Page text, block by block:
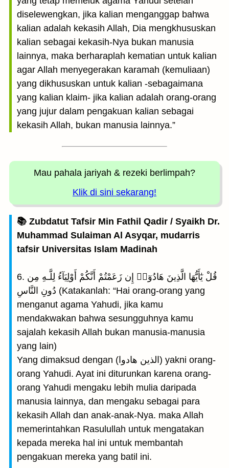
diselewengkan, jika kalian menganggap bahwa
kalian adalah kekasih Allah, Dia mengkhususkan
kalian sebagai kekasih-Nya bukan manusia
lainnya, maka berharaplah kematian untuk kalian
agar Allah menyegerakan karamah (kemuliaan)
yang dikhususkan untuk kalian -sebagaimana
yang kalian klaim- jika kalian adalah orang-orang
yang jujur dalam pengakuan kalian sebagai
kekasih Allah, bukan manusia lainnya.”
Mau pahala jariyah & rezeki berlimpah?
Klik di sini sekarang!
📚 Zubdatut Tafsir Min Fathil Qadir / Syaikh Dr.
Muhammad Sulaiman Al Asyqar, mudarris
tafsir Universitas Islam Madinah
6. قُلْ يٰٓأَيُّهَا الَّذِينَ هَادُوٓا۟ إِن زَعَمْتُمْ أَنَّكُمْ أَوْلِيَآءُ لِلَّـهِ مِن
دُونِ النَّاسِ (Katakanlah: “Hai orang-orang yang
menganut agama Yahudi, jika kamu
mendakwakan bahwa sesungguhnya kamu
sajalah kekasih Allah bukan manusia-manusia
yang lain)
Yang dimaksud dengan (الذين هادوا) yakni orang-
orang Yahudi. Ayat ini diturunkan karena orang-
orang Yahudi mengaku lebih mulia daripada
manusia lainnya, dan mengaku sebagai para
kekasih Allah dan anak-anak-Nya. maka Allah
memerintahkan Rasulullah untuk mengatakan
kepada mereka hal ini untuk membantah
pengakuan mereka yang batil ini.